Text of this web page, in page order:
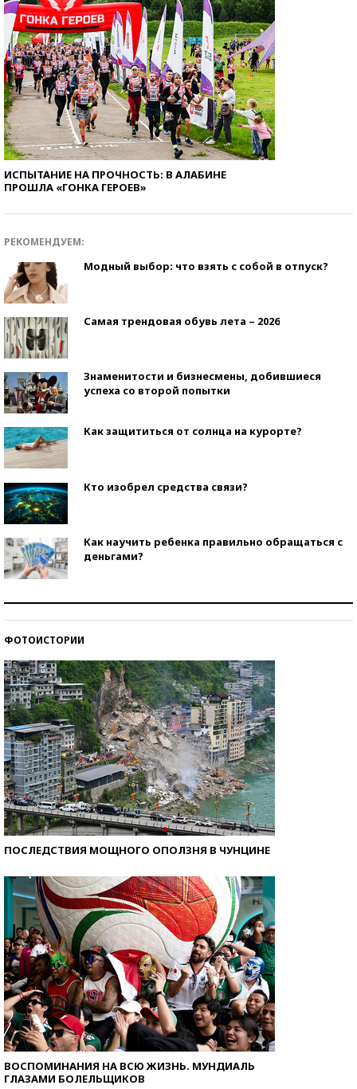
ИСПЫТАНИЕ НА ПРОЧНОСТЬ: В АЛАБИНЕ
ПРОШЛА «ГОНКА ГЕРОЕВ»
РЕКОМЕНДУЕМ:
Модный выбор: что взять с собой в отпуск?
Самая трендовая обувь лета – 2026
Знаменитости и бизнесмены, добившиеся
успеха со второй попытки
Как защититься от солнца на курорте?
Кто изобрел средства связи?
Как научить ребенка правильно обращаться с
деньгами?
ФОТОИСТОРИИ
ПОСЛЕДСТВИЯ МОЩНОГО ОПОЛЗНЯ В ЧУНЦИНЕ
ВОСПОМИНАНИЯ НА ВСЮ ЖИЗНЬ. МУНДИАЛЬ
ГЛАЗАМИ БОЛЕЛЬЩИКОВ